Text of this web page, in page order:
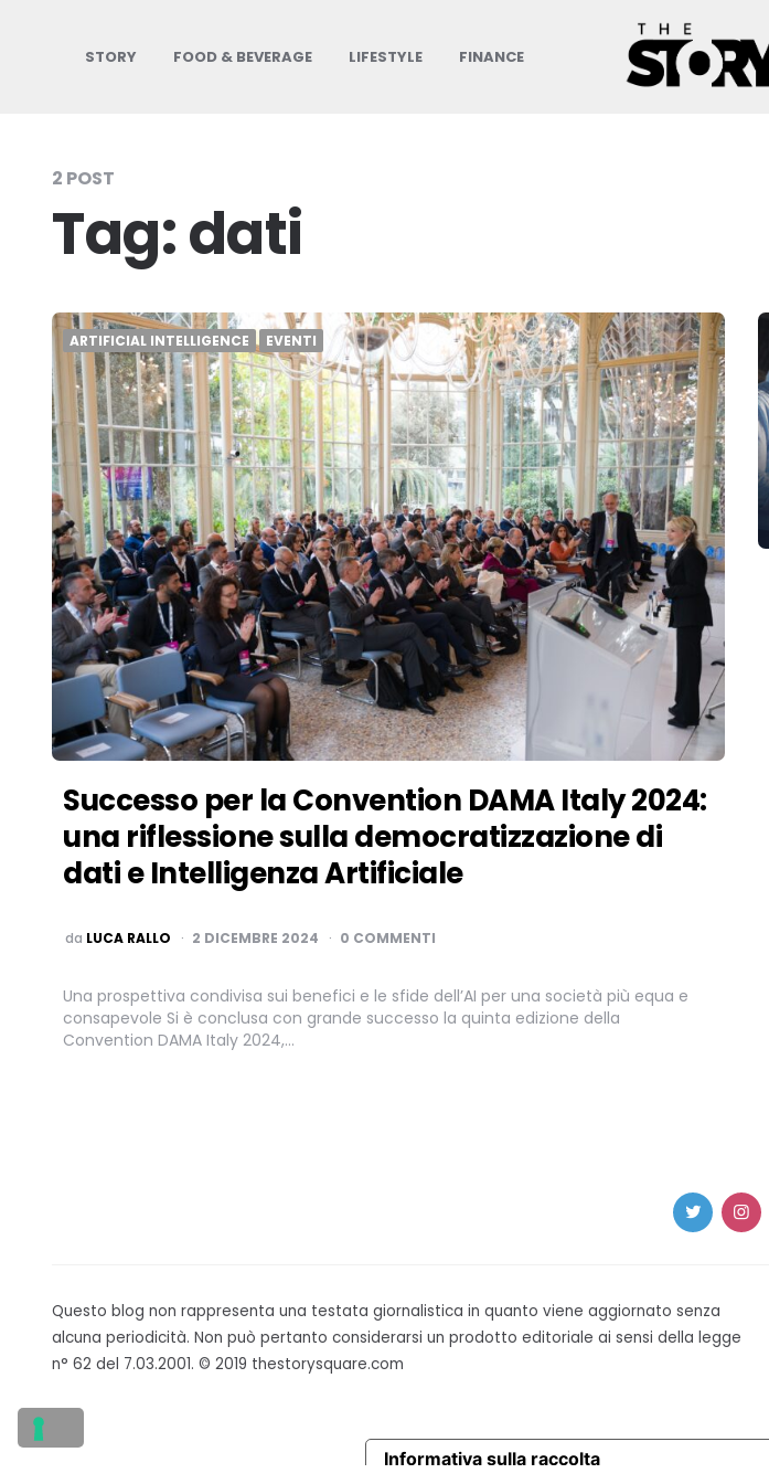
STORY FOOD & BEVERAGE LIFESTYLE FINANCE
2 POST
Tag:dati
ARTIFICIAL INTELLIGENCE EVENTI
Successo per la Convention DAMA Italy 2024:
una riflessione sulla democratizzazione di
dati e Intelligenza Artificiale
PUBBLICATO
da LUCA RALLO 2 DICEMBRE 2024 0 COMMENTI
Una prospettiva condivisa sui benefici e le sfide dell’AI per una società più equa e
consapevole Si è conclusa con grande successo la quinta edizione della
Convention DAMA Italy 2024,…
Questo blog non rappresenta una testata giornalistica in quanto viene aggiornato senza
alcuna periodicità. Non può pertanto considerarsi un prodotto editoriale ai sensi della legge
n° 62 del 7.03.2001. © 2019 thestorysquare.com
Informativa sulla raccolta